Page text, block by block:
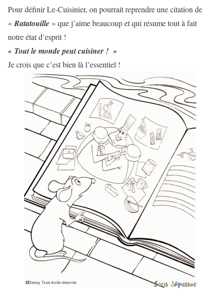
Pour définir Le-Cuisinier, on pourrait reprendre une citation de
« Ratatouille » que j’aime beaucoup et qui résume tout à fait
notre état d’esprit !
« Tout le monde peut cuisiner ! »
Je crois que c’est bien là l’essentiel !